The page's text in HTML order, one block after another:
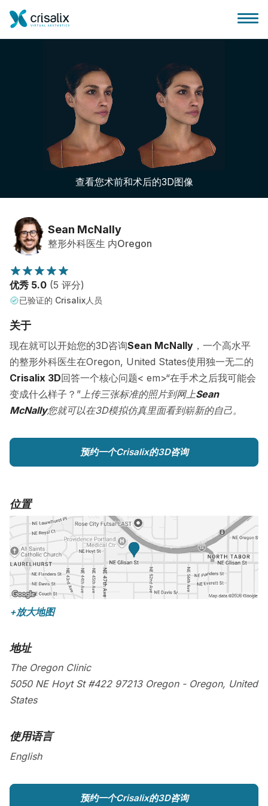
外科医生之家
3D商务平台
客户评价
查看您术前和术后的3D图像
Sean McNally
整形外科医生 内Oregon
优秀 5.0 (5 评分)
已验证的 Crisalix人员
关于
现在就可以开始您的3D咨询Sean McNally ，一个高水平
的整形外科医生在Oregon, United States使用独一无二的
Crisalix 3D回答一个核心问题< em>“在手术之后我可能会
变成什么样子？” 上传三张标准的照片到网上Sean
McNally您就可以在3D模拟仿真里面看到崭新的自己。
预约一个Crisalix的3D咨询
位置
+放大地图
地址
The Oregon Clinic
5050 NE Hoyt St #422 97213 Oregon- Oregon, United
States
使用语言
English
预约一个Crisalix的3D咨询